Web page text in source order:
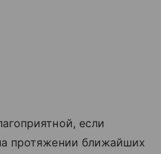
если
протяжении ближайших